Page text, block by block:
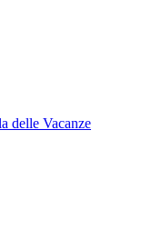
delle Vacanze